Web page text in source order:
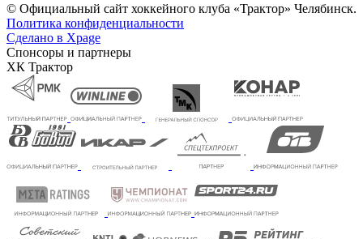
© Официальный сайт хоккейного клуба «Трактор» Челябинск.
Политика конфиденциальности
Сделано в Xpage
Спонсоры и партнеры
ХК Трактор